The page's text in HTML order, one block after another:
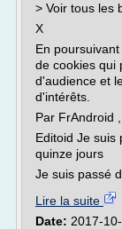
> Voir tous les
X
En
de cookies qui
d'audience et
d'intérêts.
Par FrAndroid
Editoid Je suis
quinze jours
Je suis passé
Lire la suite
Date: 2017-